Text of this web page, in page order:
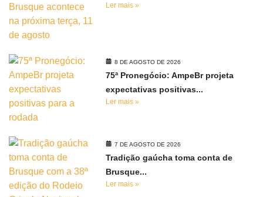
Ler mais »
8 DE AGOSTO DE 2026
75ª Pronegócio: AmpeBr projeta
expectativas positivas...
Ler mais »
7 DE AGOSTO DE 2026
Tradição gaúcha toma conta de
Brusque...
Ler mais »